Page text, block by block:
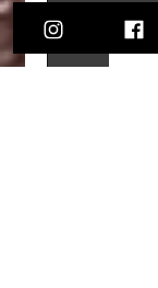
Spessore min.
Altezza [mm]: 73
Peso [kg]: 11,2